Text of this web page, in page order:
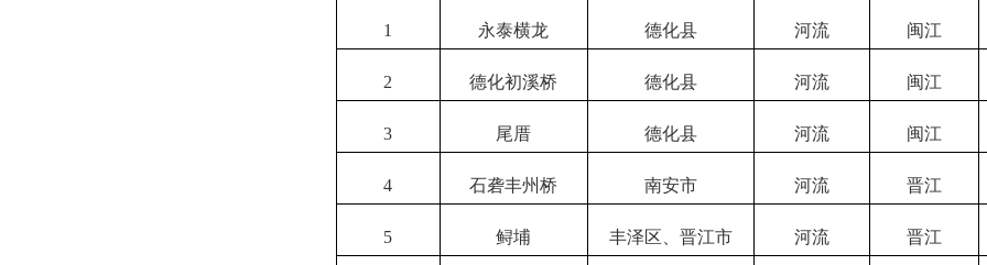
1 永泰横龙 德化县 河流 闽江
2 德化初溪桥 德化县 河流 闽江
3 尾厝 德化县 河流 闽江
4 石砻丰州桥 南安市 河流 晋江
5 鲟埔 丰泽区、晋江市 河流 晋江